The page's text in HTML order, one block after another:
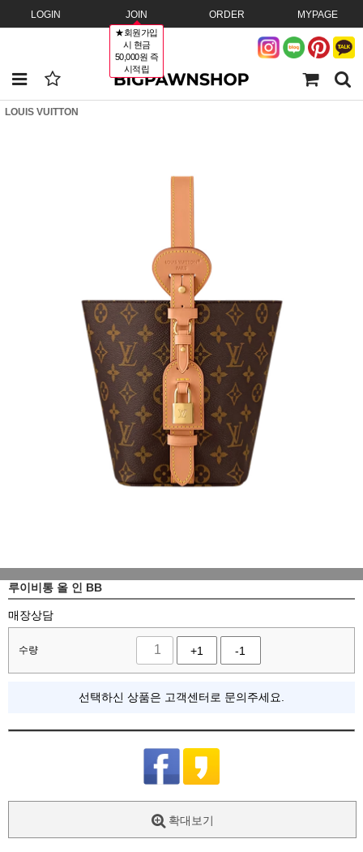
LOGIN JOIN
★회원가입
시 현금
50,000원 즉
시적립
ORDER MYPAGE
LOUIS VUITTON
루이비통 올 인 BB
매장상담
수량 +1 -1
선택하신 상품은 고객센터로 문의주세요.
확대보기